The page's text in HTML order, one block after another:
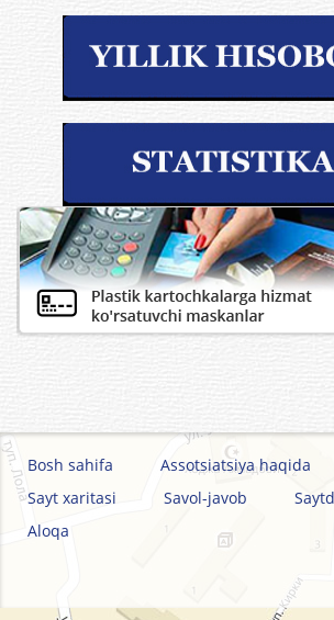
Bosh sahifa
Assotsiatsiya haqida
Sayt xaritasi
Savol-javob
Aloqa